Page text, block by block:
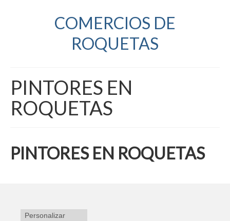
COMERCIOS DE
ROQUETAS
PINTORES EN
ROQUETAS
PINTORES EN ROQUETAS
Personalizar